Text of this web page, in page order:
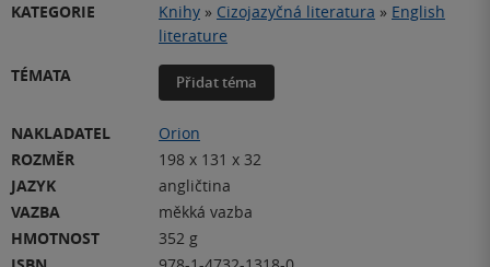
KATEGORIE Knihy » Cizojazyčná literatura » English
literature
TÉMATA
Přidat téma
NAKLADATEL
Orion
ROZMĚR
198 x 131 x 32
JAZYK
angličtina
VAZBA
měkká vazba
HMOTNOST
352 g